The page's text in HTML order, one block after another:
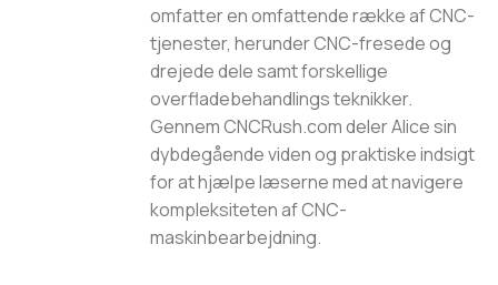
omfatter en omfattende række af CNC-
tjenester, herunder CNC-fresede og
drejede dele samt forskellige
overfladebehandlings teknikker.
Gennem CNCRush.com deler Alice sin
dybdegående viden og praktiske indsigt
for at hjælpe læserne med at navigere
kompleksiteten af CNC-
maskinbearbejdning.